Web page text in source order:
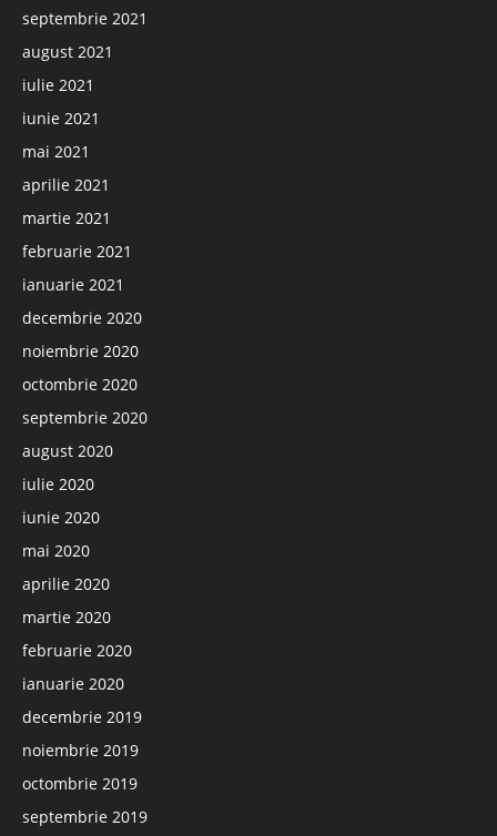
septembrie 2021
august 2021
iulie 2021
iunie 2021
mai 2021
aprilie 2021
martie 2021
februarie 2021
ianuarie 2021
decembrie 2020
noiembrie 2020
octombrie 2020
septembrie 2020
august 2020
iulie 2020
iunie 2020
mai 2020
aprilie 2020
martie 2020
februarie 2020
ianuarie 2020
decembrie 2019
noiembrie 2019
octombrie 2019
septembrie 2019